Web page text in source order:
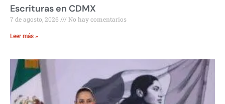
Escrituras en CDMX
7 de agosto, 2026 No hay comentarios
Leer más »